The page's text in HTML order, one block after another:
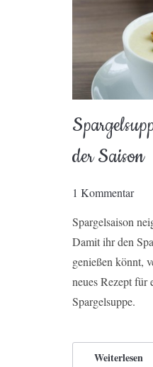
der Saison
1 Kommentar
Spargelsaison
Damit ihr den
genießen könnt,
neues Rezept für
Spargelsuppe.
Weiterlesen